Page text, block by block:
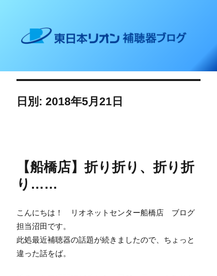
東日本リオン 補聴器ブログ
日別: 2018年5月21日
【船橋店】折り折り、折り折
り……
こんにちは！ リオネットセンター船橋店 ブログ
担当沼田です。
此処最近補聴器の話題が続きましたので、ちょっと
違った話をば。